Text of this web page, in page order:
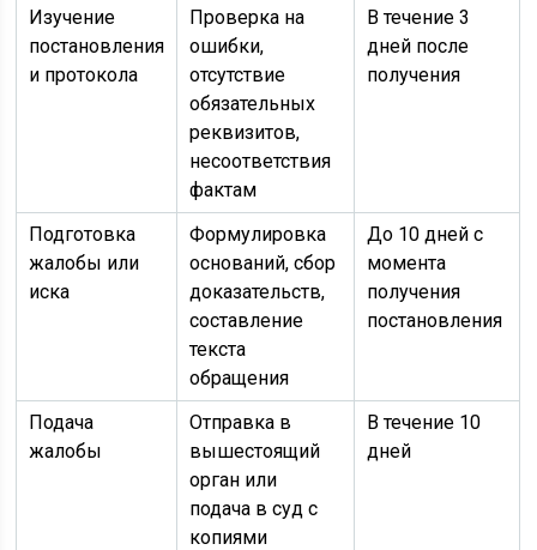
Изучение
постановления
и протокола
Проверка на
ошибки,
отсутствие
обязательных
реквизитов,
несоответствия
фактам
В течение 3
дней после
получения
Подготовка
жалобы или
иска
Формулировка
оснований, сбор
доказательств,
составление
текста
обращения
До 10 дней с
момента
получения
постановления
Подача
жалобы
Отправка в
вышестоящий
орган или
подача в суд с
копиями
В течение 10
дней